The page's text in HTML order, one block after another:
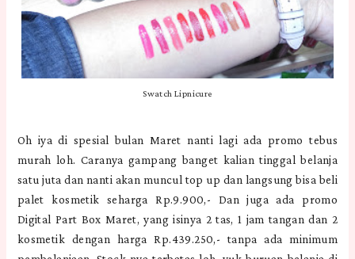
Swatch Lipnicure
Oh iya di spesial bulan Maret nanti lagi ada promo tebus
murah loh. Caranya gampang banget kalian tinggal belanja
satu juta dan nanti akan muncul top up dan langsung bisa beli
palet kosmetik seharga Rp.9.900,- Dan juga ada promo
Digital Part Box Maret, yang isinya 2 tas, 1 jam tangan dan 2
kosmetik dengan harga Rp.439.250,- tanpa ada minimum